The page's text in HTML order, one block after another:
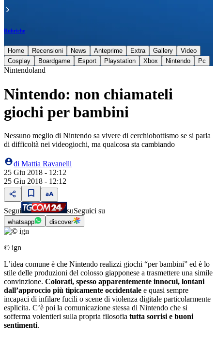
Rubriche
Home Recensioni News Anteprime Extra Gallery
Video
Cosplay
Boardgame Esport Playstation Xbox Nintendo Pc
Nintendoland
Nintendo: non chiamateli
giochi per bambini
Nessuno meglio di Nintendo sa vivere di cerchiobottismo se si parla
di difficoltà nei videogiochi, ma qualcosa sta cambiando
di Mattia Ravanelli
25 Giu 2018 - 12:12
25 Giu 2018 - 12:12
Segui suSeguici su
whatsapp discover
© ign
L’idea comune è che Nintendo realizzi giochi “per bambini” ed è lo
stile delle produzioni del colosso giapponese a trasmettere una simile
convinzione. Colorati, spesso apparentemente innocui, lontani
dall’approccio più tipicamente occidentale e quasi sempre
incapaci di infilare fucili o scene di violenza digitale particolarmente
esplicita. C’è poi la comunicazione stessa di Nintendo che si
sofferma volentieri sulla propria filosofia tutta sorrisi e buoni
sentimenti.